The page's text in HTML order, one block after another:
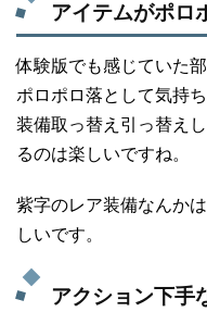
アイテムがポロ
体験版でも感じていた
ポロポロ落として気持
装備取っ替え引っ替え
るのは楽しいですね。
紫字のレア装備なんか
しいです。
アクション下手